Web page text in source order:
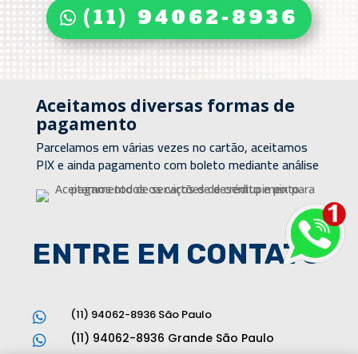
(11) 94062-8936
Aceitamos diversas formas de
pagamento
Parcelamos em várias vezes no cartão, aceitamos
PIX e ainda pagamento com boleto mediante análise
ENTRE EM CONTATO

(11) 94062-8936 São Paulo

(11) 94062-8936 Grande São Paulo